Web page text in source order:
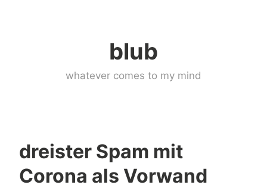
blub
whatever comes to my mind
dreister Spam mit
Corona als Vorwand